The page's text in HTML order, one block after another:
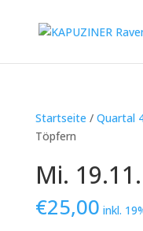
Startseite / Quartal
Töpfern
Mi.
€25,00 inkl.